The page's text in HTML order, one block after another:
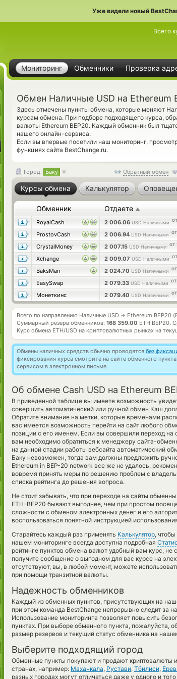
Уже видели новый
Мониторинг Обменники Проверка
Всего
Обмен Наличные USD на Ethereum
Здесь отмечены пункты обмена, которые меняют
курсам обмена. При подборе подходящего курса,
валюты Ethereum BEP20. Каждый обменник был
нашего онлайн-сервиса.
Если вы впервые посетили наш мониторинг,
функциях сайта BestChange.ru.
Обратный обмен
Город: Баку
Курсы обмена Калькулятор
Обменник Отдаете ▲
RoyalCash 2 006.06 USD Наличными
ProstovCash
2 006.94 USD Наличными
CrystalMoney
2 007.15 USD Наличными от
Xchange
2 009.07 USD Наличными
BaksMan
2 024.70 USD Наличными
EasySwap
2 079.33 USD Наличными
Монеткинс
2 079.40 USD Наличными
Всего по направлению Наличные USD → Ethereum BEP20
Суммарный резерв обменников: 168 359.00 ETH BEP20.
Курс обмена ETH/USD на криптовалютных рынках на
Обмены наличных средств обычно проводятся без
фиксирования курса смотрите на сайте обменного
сервисом в электронном письме.
Об обмене Cash USD на Ethereum
В приведенной таблице вы имеете возможность
совершить автоматический или ручной обмен Кэш
Обратите внимание на метки, которые временами
вас имеется возможность перейти на сайт любого
позиции с его именем. Если вы совершили переход
вам необходимо обратиться к менеджеру сайта-
на данной стадии работы вебсайта автоматический
Баку невозможен, тогда вам должны предложить
Ethereum in BEP-20 network все же не удалось,
вовремя принять меры по решению проблем с
списка рейтинга до решения вопроса.
Не стоит забывать, что при переходе на сайты
ETH-BEP20 бывают выгоднее, чем при простом
сложности с обменом электронных денег и его
воспользоваться понятной инструкцией
Старайтесь каждый раз применять Калькулятор,
нашем мониторинге всегда доступна подробная
рейтинге пунктов обмена валют удобный вам курс, не
получите сообщение о выгодном для вас курсе на
отсутствуют, вы, в любой момент, можете
при помощи транзитной валюты.
Надежность обменников
Каждый из обменных пунктов, присутствующих на
при этом команда BestChange непрерывно следит за
Использование мониторинга позволяет повысить
пунктах. При выборе обменного пункта, пожалуйста,
размер резервов и текущий статус обменника на
Выберите подходящий город
Обменные пункты покупают и продают криптовалюты
странах, например: Махачкала, Рустави, Тбилиси,
разных городах могут отличаться даже у одного и